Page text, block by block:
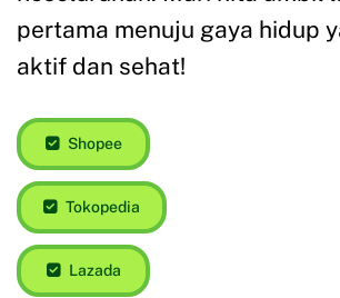
pertama menuju gaya hidup
aktif dan sehat!
Shopee
Tokopedia
Lazada